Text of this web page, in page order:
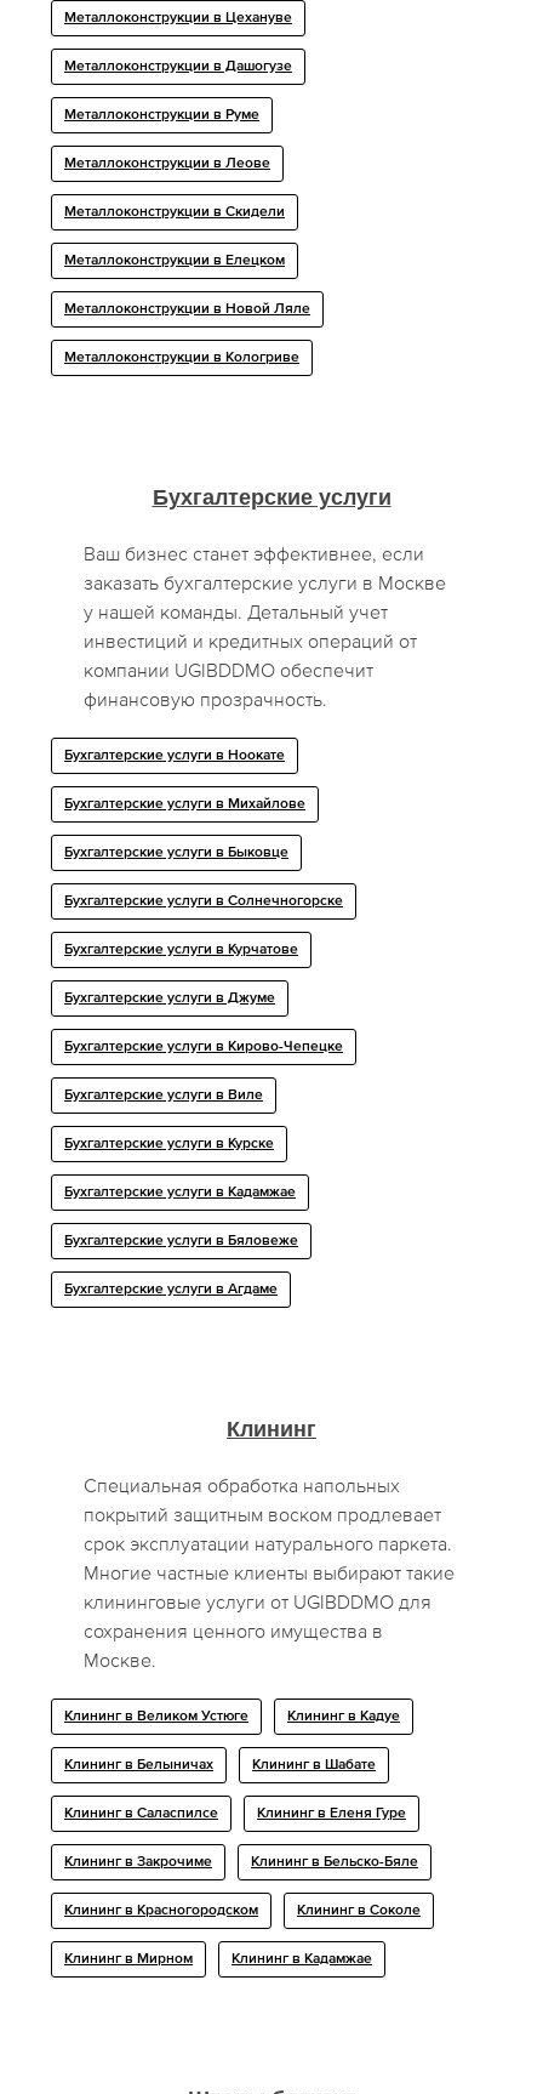
Металлоконструкции в Цехануве
Металлоконструкции в Дашогузе
Металлоконструкции в Руме
Металлоконструкции в Леове
Металлоконструкции в Скидели
Металлоконструкции в Елецком
Металлоконструкции в Новой Ляле
Металлоконструкции в Кологриве
Бухгалтерские услуги
Ваш бизнес станет эффективнее, если
заказать бухгалтерские услуги в Москве
у нашей команды. Детальный учет
инвестиций и кредитных операций от
компании UGIBDDMO обеспечит
финансовую прозрачность.
Бухгалтерские услуги в Ноокате
Бухгалтерские услуги в Михайлове
Бухгалтерские услуги в Быковце
Бухгалтерские услуги в Солнечногорске
Бухгалтерские услуги в Курчатове
Бухгалтерские услуги в Джуме
Бухгалтерские услуги в Кирово-Чепецке
Бухгалтерские услуги в Виле
Бухгалтерские услуги в Курске
Бухгалтерские услуги в Кадамжае
Бухгалтерские услуги в Бяловеже
Бухгалтерские услуги в Агдаме
Клининг
Специальная обработка напольных
покрытий защитным воском продлевает
срок эксплуатации натурального паркета.
Многие частные клиенты выбирают такие
клининговые услуги от UGIBDDMO для
сохранения ценного имущества в
Москве.
Клининг в Великом Устюге Клининг в Кадуе
Клининг в Белыничах Клининг в Шабате
Клининг в Саласпилсе Клининг в Еленя Гуре
Клининг в Закрочиме Клининг в Бельско-Бяле
Клининг в Красногородском Клининг в Соколе
Клининг в Мирном Клининг в Кадамжае